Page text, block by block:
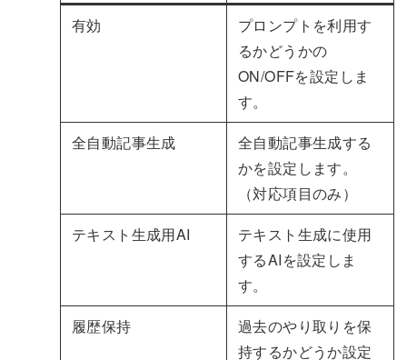
有効
プロンプトを利用す
るかどうかの
ON/OFFを設定しま
す。
全自動記事生成
全自動記事生成する
かを設定します。
（対応項目のみ）
テキスト生成用AI
テキスト生成に使用
するAIを設定しま
す。
履歴保持
過去のやり取りを保
持するかどうか設定